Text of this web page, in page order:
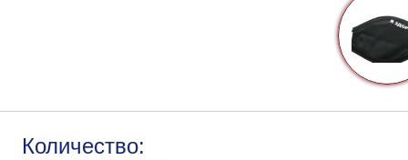
Количество: